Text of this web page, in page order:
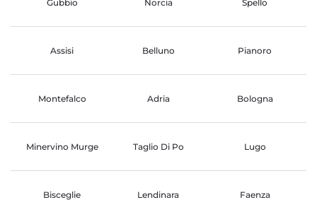
Gubbio Norcia Spello
Assisi Belluno Pianoro
Montefalco Adria Bologna
Minervino Murge Taglio Di Po Lugo
Bisceglie Lendinara Faenza